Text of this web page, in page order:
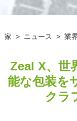
家 > ニュース > 業
Zeal X、世
能な包装を
クラ